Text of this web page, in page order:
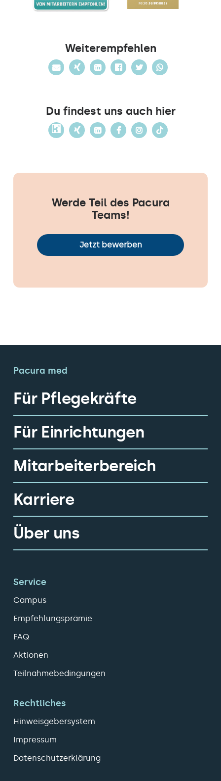
Weiterempfehlen
Du findest uns auch hier
Werde Teil des Pacura
Teams!
Jetzt bewerben
Pacura med
Für Pflegekräfte
Für Einrichtungen
Mitarbeiterbereich
Karriere
Über uns
Service
Campus
Empfehlungsprämie
FAQ
Aktionen
Teilnahmebedingungen
Rechtliches
Hinweisgebersystem
Impressum
Datenschutzerklärung